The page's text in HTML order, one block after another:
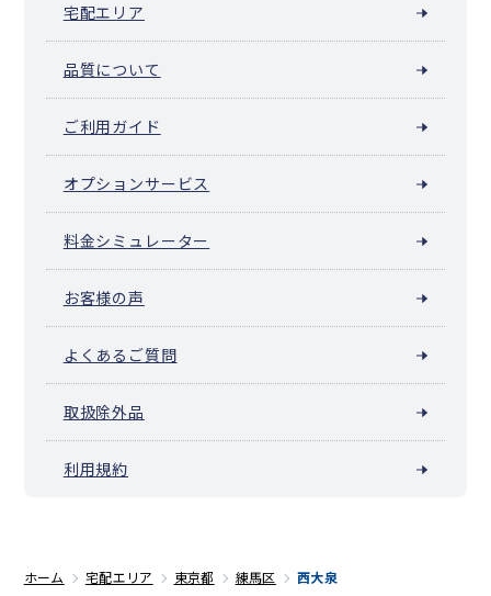
宅配エリア
品質について
ご利用ガイド
オプションサービス
料金シミュレーター
お客様の声
よくあるご質問
取扱除外品
利用規約
ホーム 宅配エリア 東京都 練馬区 西大泉